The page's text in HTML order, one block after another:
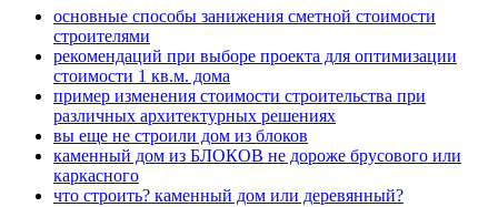
основные способы занижения сметной стоимости
строителями
рекомендаций при выборе проекта для оптимизации
стоимости 1 кв.м. дома
пример изменения стоимости строительства при
различных архитектурных решениях
вы еще не строили дом из блоков
каменный дом из БЛОКОВ не дороже брусового или
каркасного
что строить? каменный дом или деревянный?